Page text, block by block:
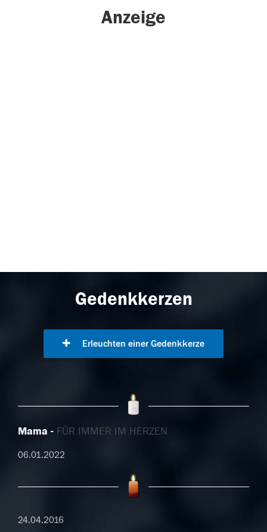
Anzeige
Gedenkkerzen
Erleuchten einer Gedenkkerze
Mama FÜR IMMER IM HERZEN
06.01.2022
24.04.2016